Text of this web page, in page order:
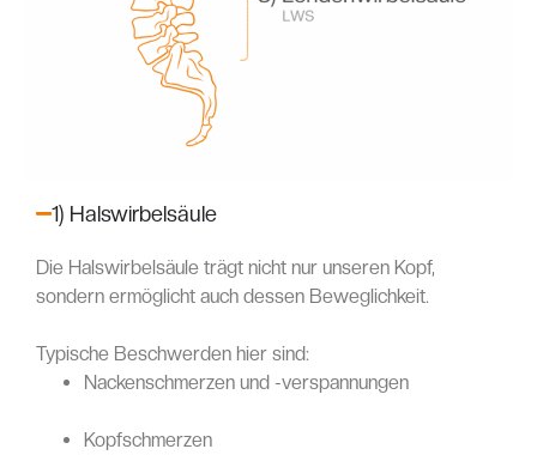
1) Halswirbelsäule
Die Halswirbelsäule trägt nicht nur unseren Kopf,
sondern ermöglicht auch dessen Beweglichkeit.
Typische Beschwerden hier sind:
Nackenschmerzen und -verspannungen
Kopfschmerzen